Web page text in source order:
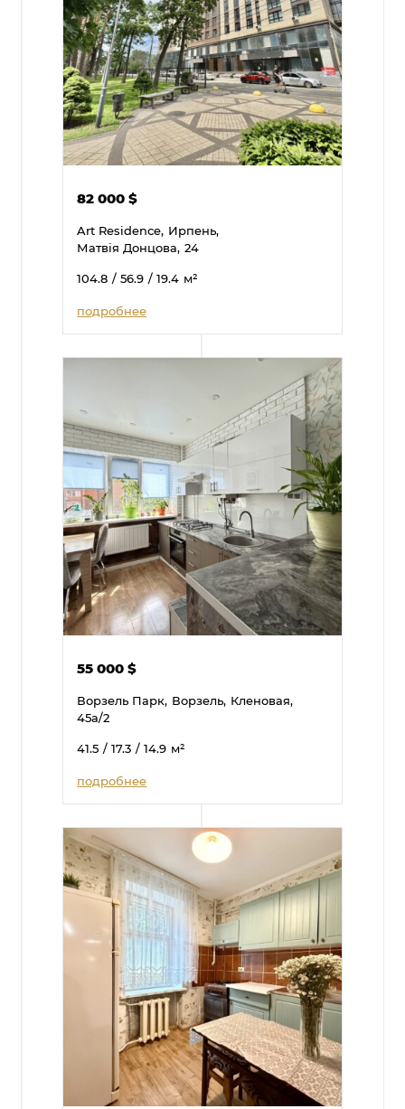
82 000$
Art Residence, Ирпень,
Матвія Донцова, 24
104.8 / 56.9 / 19.4 м²
подробнее
55 000$
Ворзель Парк, Ворзель, Кленовая,
45а/2
41.5 / 17.3 / 14.9 м²
подробнее